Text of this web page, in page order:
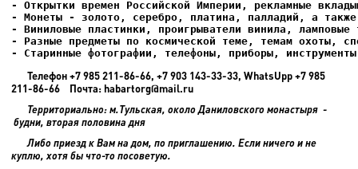
- Старинные фотографии, телефоны, приборы,
Телефон +7 985 211-86-66, +7 903 143-33-33, WhatsUpp +7 985
211-86-66 Почта: habartorg@mail.ru
Территориально: м.Тульская, около Даниловского монастыря -
будни, вторая половина дня
Либо приезд к Вам на дом, по приглашению. Если ничего и не
куплю, хотя бы что-то посоветую.